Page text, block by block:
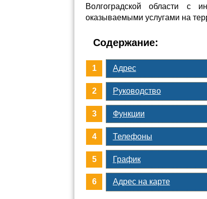
Волгоградской области с
оказываемыми услугами на
Содержание:
Адрес
Руководство
Функции
Телефоны
График
Адрес на карте